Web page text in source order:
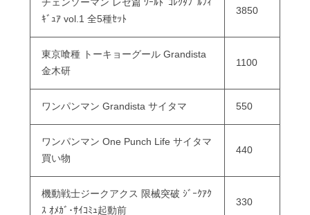
チェンソーマン レゼ篇 ﾜｰﾙﾄﾞｺﾚｸﾀﾌﾞﾙﾌｨ
ｷﾞｭｱ vol.1 全5種ｾｯﾄ
3850
東京喰種 トーキョーグール Grandista
金木研
1100
ワンパンマン Grandista サイタマ 550
ワンパンマン One Punch Life サイタマ
買い物
440
機動戦士ジークアクス 限械突破 ｼﾞｰｸｱｸ
ｽ ｵﾒｶﾞ･ｻｲｺﾐｭ起動前
330